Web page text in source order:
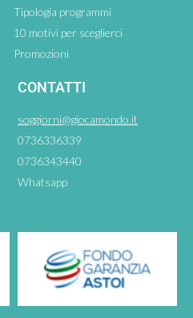
Tipologia programmi
10 motivi per sceglierci
Promozioni
CONTATTI
soggiorni@giocamondo.it
0736336339
0736343440
Whatsapp